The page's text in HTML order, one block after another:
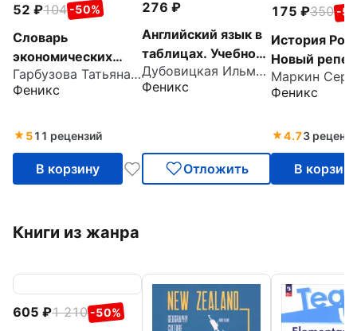
52 104 -50%
Словарь
экономических
терминов для
бизнесменов.
Гарбузова Татьяна Михайловна
Феникс
511 рецензий
В корзину
276
Английский язык в
таблицах. Учебное
пособие для
подготовки к ЕГЭ
Дубовицкая Ильмира Маратовна
Феникс
Отложить
175 350 -
История
Новый
для
ОГЭ
Феникс
4.73
В корзину
Книги из жанра
605 1 210 -50%